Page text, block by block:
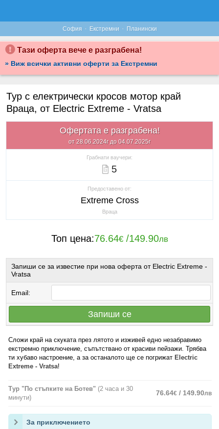
София · Екстремни · Планински
Тази оферта вече е разграбена!
» Виж всички активни оферти за Екстремни
Тур с електрически кросов мотор край
Враца, от Electric Extreme - Vratsa
Офертата е разграбена!
от 28.06.2024г до 04.07.2025г
Грабнати ваучери:
5
Предоставено от:
Extreme Cross
Враца
Топ цена:76.64€/149.90лв
Запиши се за известие при нова оферта от Electric Extreme -
Vratsa
Email:
Запиши се
Сложи край на скуката през лятото и изживей едно незабравимо
екстремно приключение, съпътствано от красиви пейзажи. Трябва
ти хубаво настроение, а за останалото ще се погрижат Electric
Extreme - Vratsa!
Тур "По стъпките на Ботев" (2 часа и 30
минути)
76.64€ / 149.90лв
За приключението